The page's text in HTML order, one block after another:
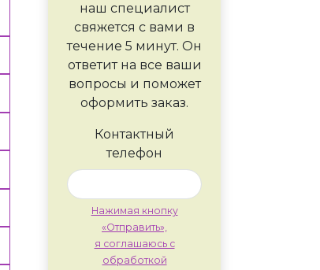
наш специалист
свяжется с вами в
течение 5 минут. Он
ответит на все ваши
вопросы и поможет
оформить заказ.
Контактный
телефон
Нажимая кнопку
«Отправить»,
я соглашаюсь с
обработкой